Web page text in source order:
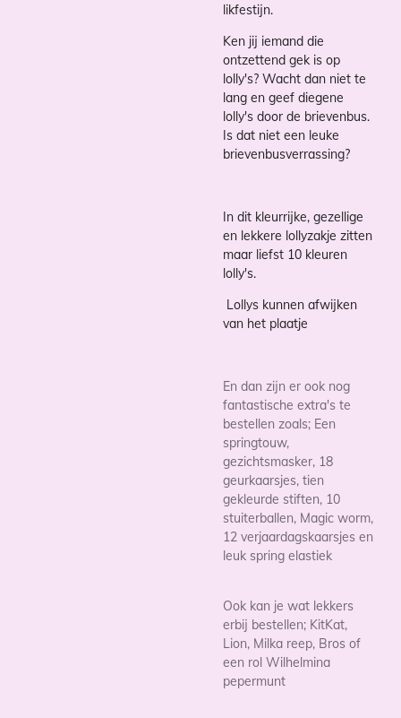
likfestijn.
Ken jij iemand die
ontzettend gek is op
lolly's? Wacht dan niet te
lang en geef diegene
lolly's door de brievenbus.
Is dat niet een leuke
brievenbusverrassing?
In dit kleurrijke, gezellige
en lekkere lollyzakje zitten
maar liefst 10 kleuren
lolly's.
Lollys kunnen afwijken
van het plaatje
En dan zijn er ook nog
fantastische extra's te
bestellen zoals; Een
springtouw,
gezichtsmasker, 18
geurkaarsjes, tien
gekleurde stiften, 10
stuiterballen, Magic worm,
12 verjaardagskaarsjes en
leuk spring elastiek
Ook kan je wat lekkers
erbij bestellen; KitKat,
Lion, Milka reep, Bros of
een rol Wilhelmina
pepermunt